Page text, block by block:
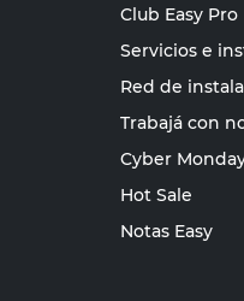
Club Easy Pro
Servicios e
Red de
Trabajá con
Cyber
Hot Sale
Notas Easy